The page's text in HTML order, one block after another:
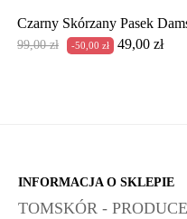
Czarny Skórzany Pasek
Cena
99,00 zł -50,00 zł Cena
49,00 zł
INFORMACJA O SKLEPIE
TOMSKÓR -